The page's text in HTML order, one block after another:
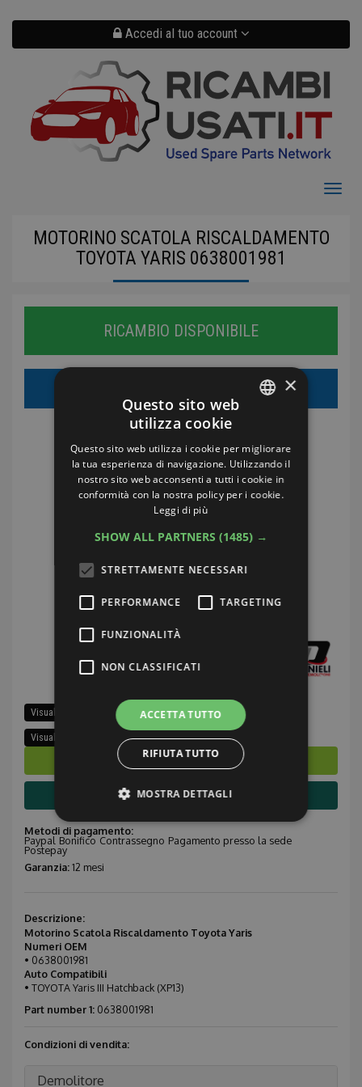
contenuto
Accedi al tuo account
MOTORINO SCATOLA RISCALDAMENTO
TOYOTA YARIS 0638001981
RICAMBIO DISPONIBILE
Costi di spedizione:€5.00
Visualizza tutti i ricambi di questa auto
Visualizza ricambi stesso modello
Ordina subito
Info compatibilità
Metodi di pagamento:
Paypal Bonifico Contrassegno Pagamento presso la sede
Postepay
Garanzia:12 mesi
Descrizione:
Motorino Scatola Riscaldamento Toyota Yaris
Numeri OEM
• 0638001981
Auto Compatibili
• TOYOTA Yaris III Hatchback (XP13)
Part number 1: 0638001981
Condizioni di vendita:
Demolitore
ENGLISH
GERMAN
×
Questo sito web
utilizza cookie
Questo sito web utilizza i cookie per migliorare
la tua esperienza di navigazione. Utilizzando il
nostro sito web acconsenti a tutti i cookie in
conformità con la nostra policy per i cookie.
Leggi di più
SHOW ALL PARTNERS (1485) →
STRETTAMENTE NECESSARI
PERFORMANCE TARGETING
FUNZIONALITÀ
NON CLASSIFICATI
ACCETTA TUTTO
RIFIUTA TUTTO
MOSTRA DETTAGLI
I cookie strettamente necessari consentono le
funzionalità principali del sito web come
l'accesso dell'utente e la gestione dell'account. Il
sito web non può essere utilizzato correttamente
senza i cookie strettamente necessari.
Nome
CookieScriptConsent